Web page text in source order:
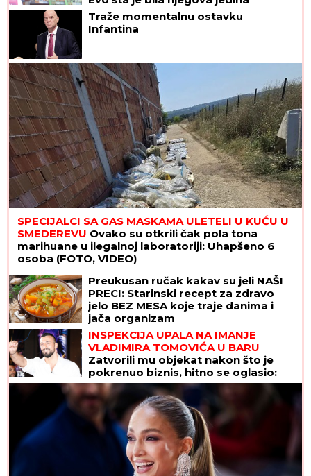
prednost!
Traže momentalnu ostavku
Infantina
SPECIJALCI SA GAS MASKAMA ULETELI U KUĆU U
SMEDEREVU Ovako su otkrili čak pola tona
marihuane u ilegalnoj laboratoriji: Uhapšeno 6
osoba (FOTO, VIDEO)
Preukusan ručak kakav su jeli NAŠI
PRECI: Starinski recept za zdravo
jelo BEZ MESA koje traje danima i
jača organizam
INSPEKCIJA UPALA NA IMANJE
VLADIMIRA TOMOVIĆA U BARU
Zatvorili mu objekat nakon što je
pokrenuo biznis, hitno se oglasio:
"Imamo zabranu"